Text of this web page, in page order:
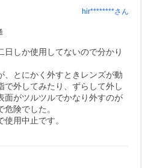
hir********さん
日しか使用してないので分かり
、とにかく外すときレンズが動
で外してみたり、ずらして外し
面がツルツルでかなり外すのが
険でした。
用中止です。